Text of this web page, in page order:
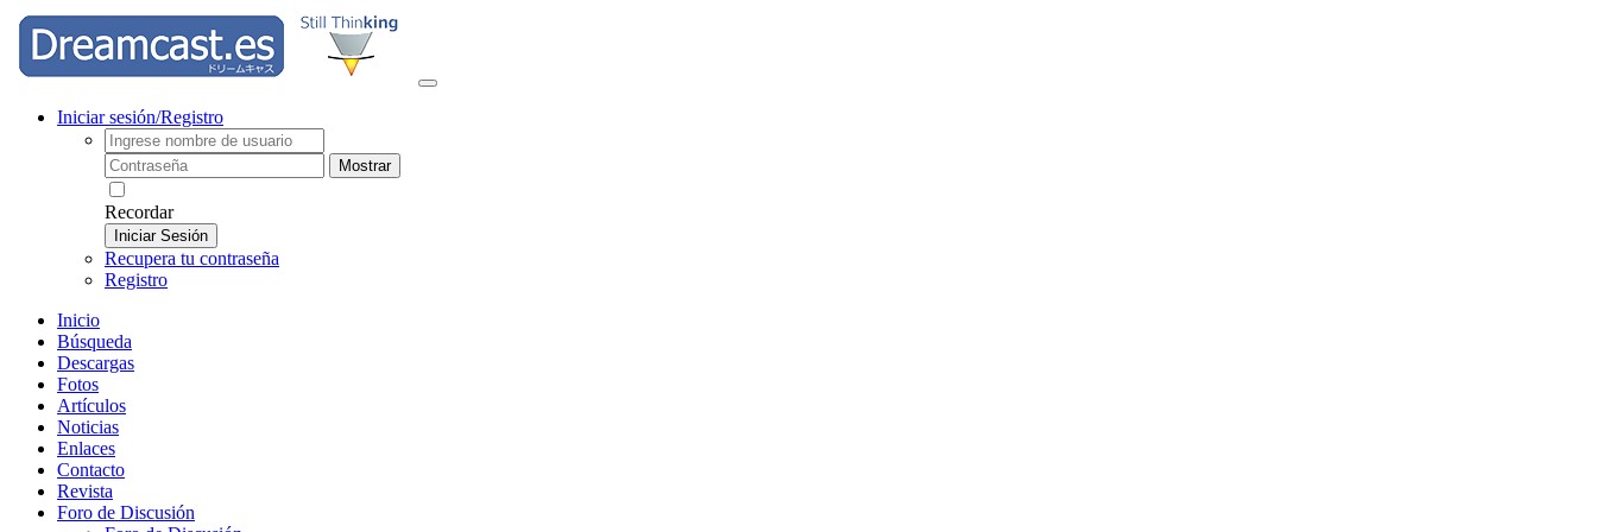
Iniciar sesión/Registro
Mostrar
Recordar
Iniciar Sesión
Recupera tu contraseña
Registro
Inicio
Búsqueda
Descargas
Fotos
Artículos
Noticias
Enlaces
Contacto
Revista
Foro de Discusión